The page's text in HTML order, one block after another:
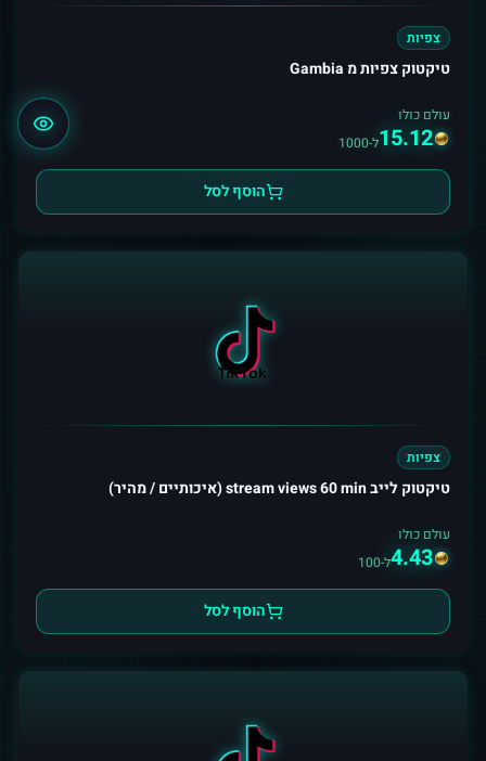
צפיות
טיקטוק צפיות מ Gambia
עולם כולו
15.12ל-1000
הוסף לסל
צפיות
טיקטוק לייב stream views 60 min (איכותיים / מהיר)
עולם כולו
4.43ל-100
הוסף לסל